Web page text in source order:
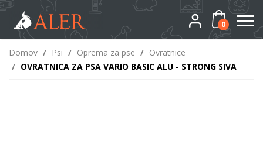
0
Domov / Psi / Oprema za pse / Ovratnice
/ OVRATNICA ZA PSA VARIO BASIC ALU - STRONG SIVA